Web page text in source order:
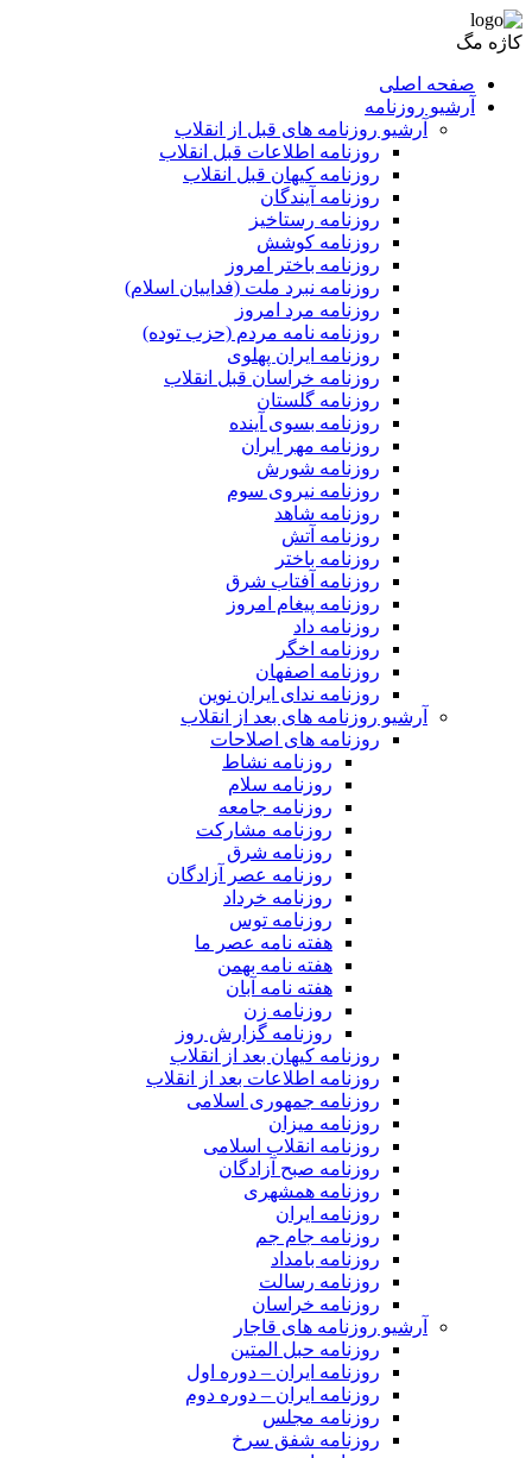
کاژه مگ
صفحه اصلی
آرشیو روزنامه
آرشیو روزنامه های قبل از انقلاب
روزنامه اطلاعات قبل انقلاب
روزنامه کیهان قبل انقلاب
روزنامه آیندگان
روزنامه رستاخیز
روزنامه کوشش
روزنامه باختر امروز
روزنامه نبرد ملت (فداییان اسلام)
روزنامه مرد امروز
روزنامه نامه مردم (حزب توده)
روزنامه ایران پهلوی
روزنامه خراسان قبل انقلاب
روزنامه گلستان
روزنامه بسوی آینده
روزنامه مهر ایران
روزنامه شورش
روزنامه نیروی سوم
روزنامه شاهد
روزنامه آتش
روزنامه باختر
روزنامه آفتاب شرق
روزنامه پیغام امروز
روزنامه داد
روزنامه اخگر
روزنامه اصفهان
روزنامه ندای ایران نوین
آرشیو روزنامه های بعد از انقلاب
روزنامه های اصلاحات
روزنامه نشاط
روزنامه سلام
روزنامه جامعه
روزنامه مشارکت
روزنامه شرق
روزنامه عصر آزادگان
روزنامه خرداد
روزنامه توس
هفته نامه عصر ما
هفته نامه بهمن
هفته نامه آبان
روزنامه زن
روزنامه گزارش روز
روزنامه کیهان بعد از انقلاب
روزنامه اطلاعات بعد از انقلاب
روزنامه جمهوری اسلامی
روزنامه میزان
روزنامه انقلاب اسلامی
روزنامه صبح آزادگان
روزنامه همشهری
روزنامه ایران
روزنامه جام جم
روزنامه بامداد
روزنامه رسالت
روزنامه خراسان
آرشیو روزنامه های قاجار
روزنامه حبل المتین
روزنامه ایران – دوره اول
روزنامه ایران – دوره دوم
روزنامه مجلس
روزنامه شفق سرخ